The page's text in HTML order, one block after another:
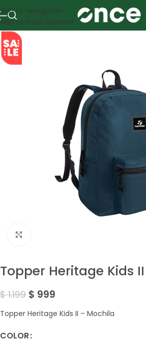
Skip to navigation
Skip to main content
SALE
Topper Heritage Kids
$1.199 $ 999
Topper Heritage Kids II – Mochila
COLOR